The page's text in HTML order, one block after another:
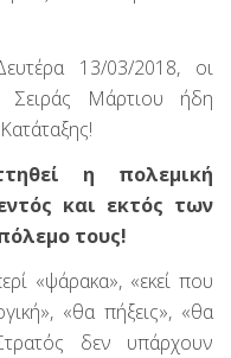
13/03/2018, οι
Σειράς Μάρτιου ήδη
η πολεμική
και εκτός των
τους!
«ψάρακα», «εκεί που
«θα πήξεις», «θα
δεν υπάρχουν